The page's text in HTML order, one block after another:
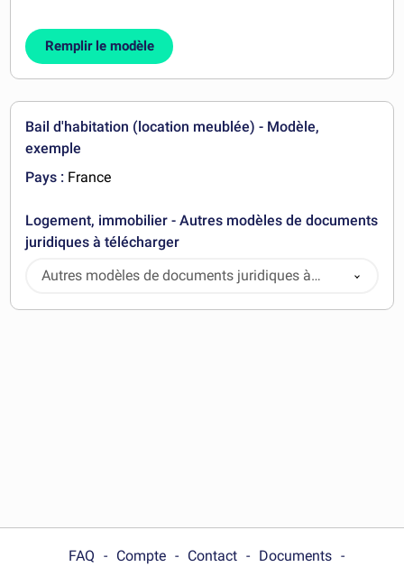
Remplir le modèle
Bail d'habitation (location meublée) - Modèle,
exemple
Pays : France
Logement, immobilier - Autres modèles de documents
juridiques à télécharger
Autres modèles de documents juridiques à
télécharger
FAQ Compte Contact Documents